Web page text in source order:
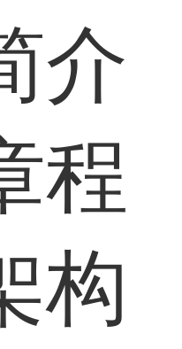
介
程
构